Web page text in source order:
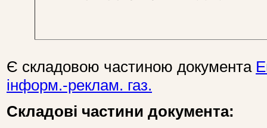
Є складовою частиною документа
інформ.-реклам. газ.
Складові частини документа: